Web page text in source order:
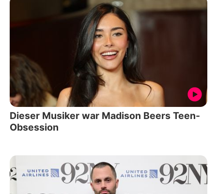
Dieser Musiker war Madison Beers Teen-
Obsession